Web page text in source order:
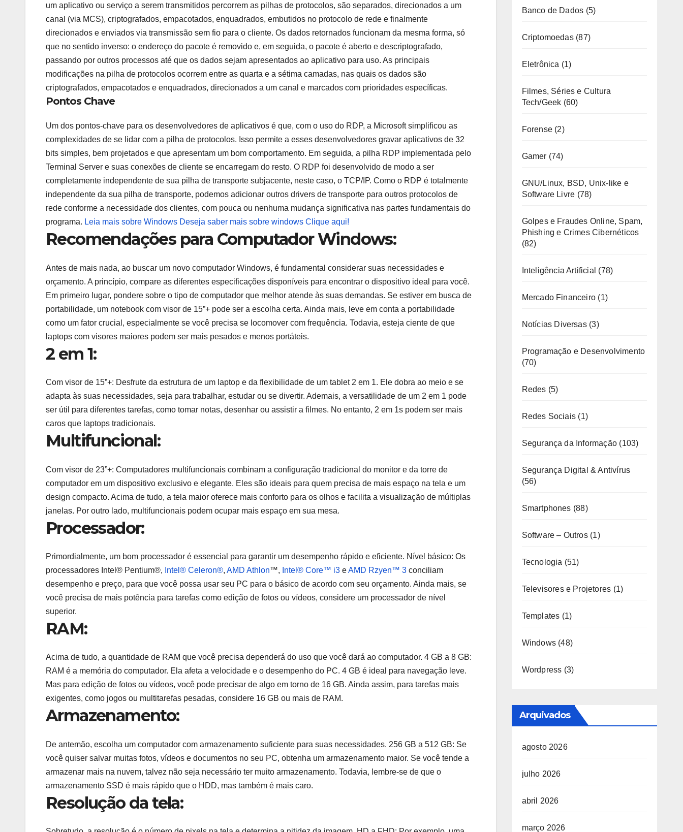
um aplicativo ou serviço a serem transmitidos percorrem as pilhas de protocolos, são separados, direcionados a um
canal (via MCS), criptografados, empacotados, enquadrados, embutidos no protocolo de rede e finalmente
direcionados e enviados via transmissão sem fio para o cliente. Os dados retornados funcionam da mesma forma, só
que no sentido inverso: o endereço do pacote é removido e, em seguida, o pacote é aberto e descriptografado,
passando por outros processos até que os dados sejam apresentados ao aplicativo para uso. As principais
modificações na pilha de protocolos ocorrem entre as quarta e a sétima camadas, nas quais os dados são
criptografados, empacotados e enquadrados, direcionados a um canal e marcados com prioridades específicas.
Pontos Chave
Um dos pontos-chave para os desenvolvedores de aplicativos é que, com o uso do RDP, a Microsoft simplificou as
complexidades de se lidar com a pilha de protocolos. Isso permite a esses desenvolvedores gravar aplicativos de 32
bits simples, bem projetados e que apresentam um bom comportamento. Em seguida, a pilha RDP implementada pelo
Terminal Server e suas conexões de cliente se encarregam do resto. O RDP foi desenvolvido de modo a ser
completamente independente de sua pilha de transporte subjacente, neste caso, o TCP/IP. Como o RDP é totalmente
independente da sua pilha de transporte, podemos adicionar outros drivers de transporte para outros protocolos de
rede conforme a necessidade dos clientes, com pouca ou nenhuma mudança significativa nas partes fundamentais do
programa. Leia mais sobre Windows Deseja saber mais sobre windows Clique aqui!
Recomendações para Computador Windows:
Antes de mais nada, ao buscar um novo computador Windows, é fundamental considerar suas necessidades e
orçamento. A princípio, compare as diferentes especificações disponíveis para encontrar o dispositivo ideal para você.
Em primeiro lugar, pondere sobre o tipo de computador que melhor atende às suas demandas. Se estiver em busca de
portabilidade, um notebook com visor de 15”+ pode ser a escolha certa. Ainda mais, leve em conta a portabilidade
como um fator crucial, especialmente se você precisa se locomover com frequência. Todavia, esteja ciente de que
laptops com visores maiores podem ser mais pesados e menos portáteis.
2 em 1:
Com visor de 15”+: Desfrute da estrutura de um laptop e da flexibilidade de um tablet 2 em 1. Ele dobra ao meio e se
adapta às suas necessidades, seja para trabalhar, estudar ou se divertir. Ademais, a versatilidade de um 2 em 1 pode
ser útil para diferentes tarefas, como tomar notas, desenhar ou assistir a filmes. No entanto, 2 em 1s podem ser mais
caros que laptops tradicionais.
Multifuncional:
Com visor de 23”+: Computadores multifuncionais combinam a configuração tradicional do monitor e da torre de
computador em um dispositivo exclusivo e elegante. Eles são ideais para quem precisa de mais espaço na tela e um
design compacto. Acima de tudo, a tela maior oferece mais conforto para os olhos e facilita a visualização de múltiplas
janelas. Por outro lado, multifuncionais podem ocupar mais espaço em sua mesa.
Processador:
Primordialmente, um bom processador é essencial para garantir um desempenho rápido e eficiente. Nível básico: Os
processadores Intel® Pentium®, Intel® Celeron®, AMD Athlon™, Intel® Core™ i3 eAMD Rzyen™ 3 conciliam
desempenho e preço, para que você possa usar seu PC para o básico de acordo com seu orçamento. Ainda mais, se
você precisa de mais potência para tarefas como edição de fotos ou vídeos, considere um processador de nível
superior.
RAM:
Acima de tudo, a quantidade de RAM que você precisa dependerá do uso que você dará ao computador. 4 GB a 8 GB:
RAM é a memória do computador. Ela afeta a velocidade e o desempenho do PC. 4 GB é ideal para navegação leve.
Mas para edição de fotos ou vídeos, você pode precisar de algo em torno de 16 GB. Ainda assim, para tarefas mais
exigentes, como jogos ou multitarefas pesadas, considere 16 GB ou mais de RAM.
Armazenamento:
De antemão, escolha um computador com armazenamento suficiente para suas necessidades. 256 GB a 512 GB: Se
você quiser salvar muitas fotos, vídeos e documentos no seu PC, obtenha um armazenamento maior. Se você tende a
armazenar mais na nuvem, talvez não seja necessário ter muito armazenamento. Todavia, lembre-se de que o
armazenamento SSD é mais rápido que o HDD, mas também é mais caro.
Resolução da tela:
Banco de Dados (5)
Criptomoedas(87)
Eletrônica (1)
Filmes, Séries e Cultura
Tech/Geek (60)
Forense(2)
Gamer (74)
GNU/Linux, BSD, Unix-like e
Software Livre (78)
Golpes e Fraudes Online, Spam,
Phishing e Crimes Cibernéticos
(82)
Inteligência Artificial (78)
Mercado Financeiro (1)
Notícias Diversas(3)
Programação e Desenvolvimento
(70)
Redes (5)
Redes Sociais (1)
Segurança da Informação (103)
Segurança Digital & Antivírus
(56)
Smartphones (88)
Software – Outros(1)
Tecnologia (51)
Televisores e Projetores (1)
Templates (1)
Windows(48)
Wordpress (3)
Arquivados
agosto 2026
julho 2026
abril 2026
março 2026